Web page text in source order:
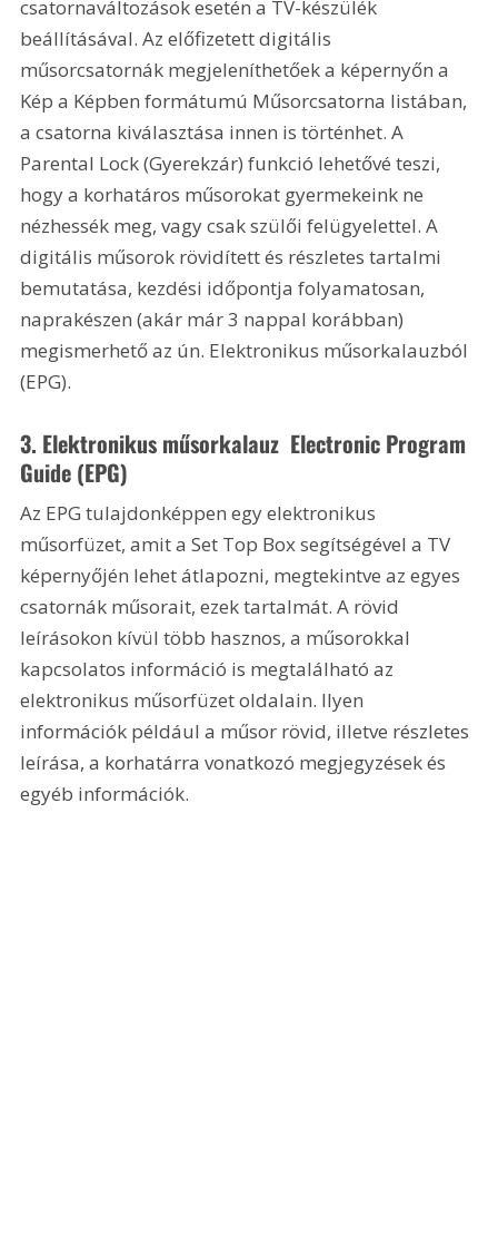
csatornaváltozások esetén a TV-készülék
beállításával. Az előfizetett digitális
műsorcsatornák megjeleníthetőek a képernyőn a
Kép a Képben formátumú Műsorcsatorna listában,
a csatorna kiválasztása innen is történhet. A
Parental Lock (Gyerekzár) funkció lehetővé teszi,
hogy a korhatáros műsorokat gyermekeink ne
nézhessék meg, vagy csak szülői felügyelettel. A
digitális műsorok rövidített és részletes tartalmi
bemutatása, kezdési időpontja folyamatosan,
naprakészen (akár már 3 nappal korábban)
megismerhető az ún. Elektronikus műsorkalauzból
(EPG).
3. Elektronikus műsorkalauz  Electronic Program
Guide (EPG)
Az EPG tulajdonképpen egy elektronikus
műsorfüzet, amit a Set Top Box segítségével a TV
képernyőjén lehet átlapozni, megtekintve az egyes
csatornák műsorait, ezek tartalmát. A rövid
leírásokon kívül több hasznos, a műsorokkal
kapcsolatos információ is megtalálható az
elektronikus műsorfüzet oldalain. Ilyen
információk például a műsor rövid, illetve részletes
leírása, a korhatárra vonatkozó megjegyzések és
egyéb információk.